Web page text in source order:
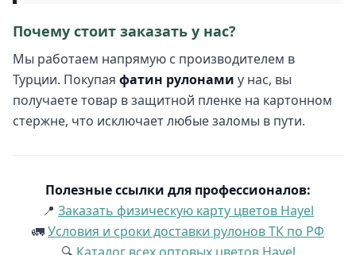
Почему стоит заказать у нас?
Мы работаем напрямую с производителем в
Турции. Покупая фатин рулонами у нас, вы
получаете товар в защитной пленке на картонном
стержне, что исключает любые заломы в пути.
Полезные ссылки для профессионалов:
📍 Заказать физическую карту цветов Hayel
🚛Условия и сроки доставки рулонов ТК по РФ
🔍 Каталог всех оптовых цветов Hayel